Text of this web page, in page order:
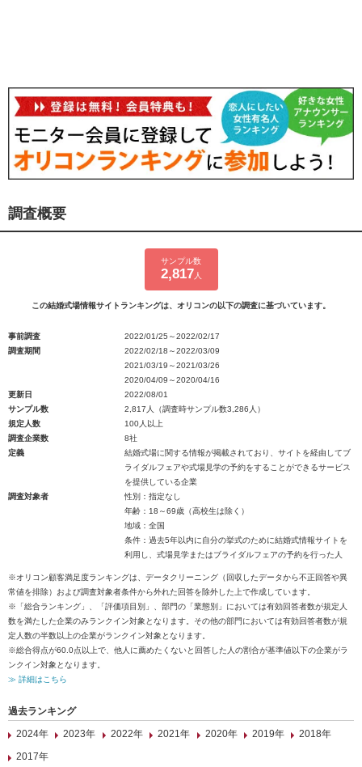
調査概要
サンプル数
2,817 人
この結婚式場情報サイトランキングは、オリコンの以下の調査に基づいています。
事前調査
2022/01/25～2022/02/17
調査期間
2022/02/18～2022/03/09
2021/03/19～2021/03/26
2020/04/09～2020/04/16
更新日
2022/08/01
サンプル数
2,817人（調査時サンプル数3,286人）
規定人数
100人以上
調査企業数
8社
定義
結婚式場に関する情報が掲載されており、サイトを経由してブ
ライダルフェアや式場見学の予約をすることができるサービス
を提供している企業
調査対象者
性別：指定なし
年齢：18～69歳（高校生は除く）
地域：全国
条件：過去5年以内に自分の挙式のために結婚式情報サイトを
利用し、式場見学またはブライダルフェアの予約を行った人
※オリコン顧客満足度ランキングは、データクリーニング（回収したデータから不正回答や異
常値を排除）および調査対象者条件から外れた回答を除外した上で作成しています。
※「総合ランキング」、「評価項目別」、部門の「業態別」においては有効回答者数が規定人
数を満たした企業のみランクイン対象となります。その他の部門においては有効回答者数が規
定人数の半数以上の企業がランクイン対象となります。
※総合得点が60.0点以上で、他人に薦めたくないと回答した人の割合が基準値以下の企業がラ
ンクイン対象となります。
≫ 詳細はこちら
過去ランキング
2024年
2023年 2022年 2021年 2020年 2019年
2018年
2017年